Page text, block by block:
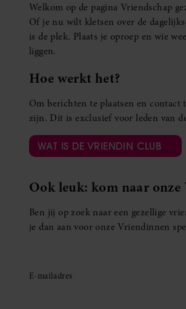
Welkom op de pagina Vriendschap
Of je nu wilt kletsen over de
is de plek. Plaats je oproep en wie
liggen.
Hoe werkt het?
Om berichten te plaatsen en
zijn. Dit is exclusief voor leden van
WAT IS DE VRIENDIN CLUB
Ook leuk: kom naar
Ben jij op zoek naar een gezellige
je dan aan voor onze Vriendinnen
E-mailadres